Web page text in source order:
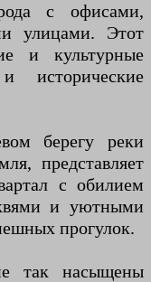
с офисами,
улицами. Этот
и культурные
исторические
берегу реки
представляет
с обилием
и уютными
прогулок.
так насыщены